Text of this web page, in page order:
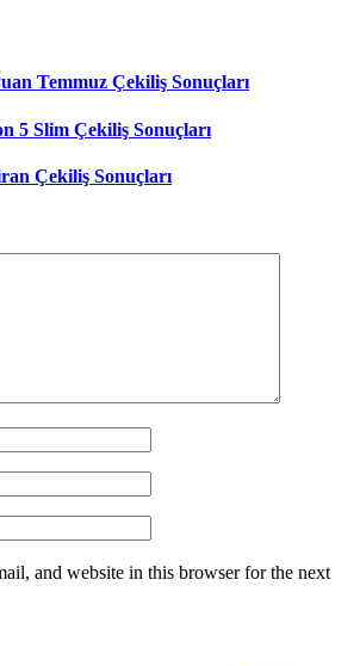
Temmuz Çekiliş Sonuçları
5 Slim Çekiliş Sonuçları
Çekiliş Sonuçları
and website in this browser for the next